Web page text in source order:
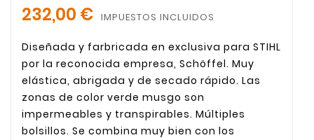
232,00 € IMPUESTOS INCLUIDOS
Diseñada y farbricada en exclusiva para STIHL
por la reconocida empresa, Schöffel. Muy
elástica, abrigada y de secado rápido. Las
zonas de color verde musgo son
impermeables y transpirables. Múltiples
bolsillos. Se combina muy bien con los